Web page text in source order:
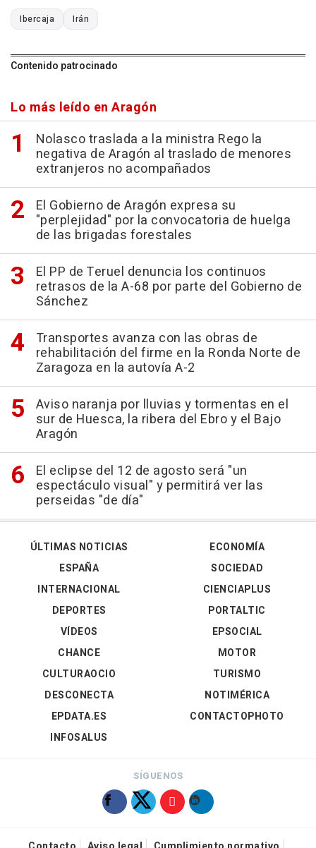
Ibercaja Irán
Contenido patrocinado
Lo más leído en Aragón
Nolasco traslada a la ministra Rego la
negativa de Aragón al traslado de menores
extranjeros no acompañados
El Gobierno de Aragón expresa su
"perplejidad" por la convocatoria de huelga
de las brigadas forestales
El PP de Teruel denuncia los continuos
retrasos de la A-68 por parte del Gobierno de
Sánchez
Transportes avanza con las obras de
rehabilitación del firme en la Ronda Norte de
Zaragoza en la autovía A-2
Aviso naranja por lluvias y tormentas en el
sur de Huesca, la ribera del Ebro y el Bajo
Aragón
El eclipse del 12 de agosto será "un
espectáculo visual" y permitirá ver las
perseidas "de día"
ÚLTIMAS NOTICIAS
ESPAÑA
INTERNACIONAL
DEPORTES
VÍDEOS
ECONOMÍA
SOCIEDAD
CIENCIAPLUS
PORTALTIC
EPSOCIAL
CHANCE
CULTURAOCIO
DESCONECTA
EPDATA.ES
INFOSALUS
MOTOR
TURISMO
NOTIMÉRICA
CONTACTOPHOTO
SÍGUENOS